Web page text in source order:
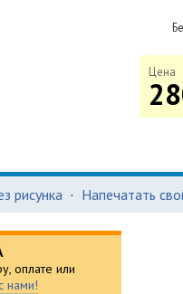
Цена
рисунка · Напечатать
оплате или
нами!